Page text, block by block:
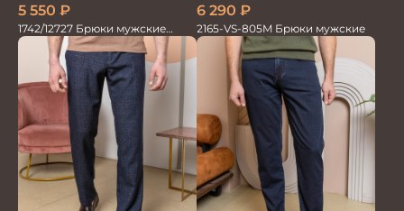
5 550 ₽
1742/12727 Брюки мужские
100%лён т.син
6 290 ₽
2165-VS-805M Брюки мужские